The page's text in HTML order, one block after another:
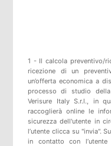
1 - Il calcola preventivo/
ricezione di un
un’offerta economica a
processo di studio
Verisure Italy S.r.l., in
raccoglierà online le
sicurezza dell'utente in
l’utente clicca su "invia".
in contatto con